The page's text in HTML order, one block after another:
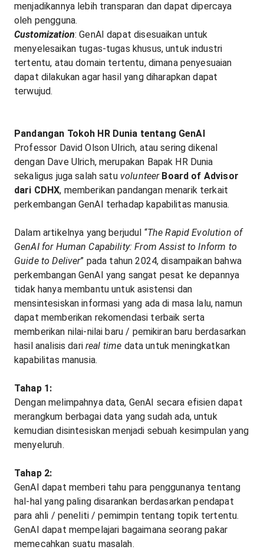
menjadikannya lebih transparan dan dapat dipercaya
oleh pengguna.
Customization: GenAI dapat disesuaikan untuk
menyelesaikan tugas-tugas khusus, untuk industri
tertentu, atau domain tertentu, dimana penyesuaian
dapat dilakukan agar hasil yang diharapkan dapat
terwujud.
Pandangan Tokoh HR Dunia tentang GenAI
Professor David Olson Ulrich, atau sering dikenal
dengan Dave Ulrich, merupakan Bapak HR Dunia
sekaligus juga salah satu volunteer Board of Advisor
dari CDHX, memberikan pandangan menarik terkait
perkembangan GenAI terhadap kapabilitas manusia.
Dalam artikelnya yang berjudul “The Rapid Evolution of
GenAI for Human Capability: From Assist to Inform to
Guide to Deliver” pada tahun 2024, disampaikan bahwa
perkembangan GenAI yang sangat pesat ke depannya
tidak hanya membantu untuk asistensi dan
mensintesiskan informasi yang ada di masa lalu, namun
dapat memberikan rekomendasi terbaik serta
memberikan nilai-nilai baru / pemikiran baru berdasarkan
hasil analisis darireal time data untuk meningkatkan
kapabilitas manusia.
Tahap 1:
Dengan melimpahnya data, GenAI secara efisien dapat
merangkum berbagai data yang sudah ada, untuk
kemudian disintesiskan menjadi sebuah kesimpulan yang
menyeluruh.
Tahap 2:
GenAI dapat memberi tahu para penggunanya tentang
hal-hal yang paling disarankan berdasarkan pendapat
para ahli / peneliti / pemimpin tentang topik tertentu.
GenAI dapat mempelajari bagaimana seorang pakar
memecahkan suatu masalah.